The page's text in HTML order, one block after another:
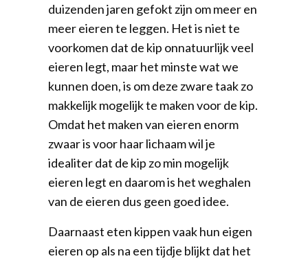
duizenden jaren gefokt zijn om meer en
meer eieren te leggen. Het is niet te
voorkomen dat de kip onnatuurlijk veel
eieren legt, maar het minste wat we
kunnen doen, is om deze zware taak zo
makkelijk mogelijk te maken voor de kip.
Omdat het maken van eieren enorm
zwaar is voor haar lichaam wil je
idealiter dat de kip zo min mogelijk
eieren legt en daarom is het weghalen
van de eieren dus geen goed idee.
Daarnaast eten kippen vaak hun eigen
eieren op als na een tijdje blijkt dat het